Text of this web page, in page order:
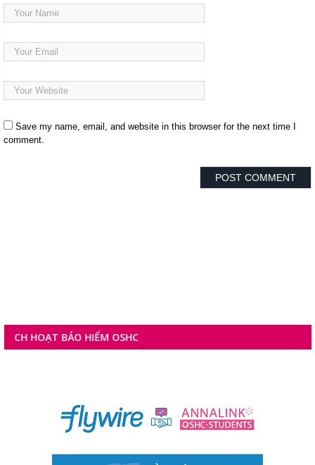
Save my name, email, and website in this browser for the next time I
comment.
BẢO HIỂM OSHC